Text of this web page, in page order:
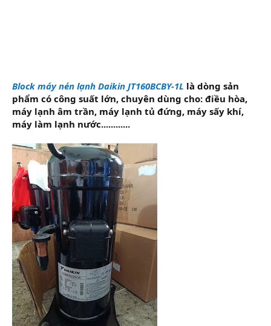
Block máy nén lạnh Daikin JT160BCBY-1L là dòng sản
phẩm có công suất lớn, chuyên dùng cho: điều hòa,
máy lạnh âm trần, máy lạnh tủ đứng, máy sấy khí,
máy làm lạnh nước............